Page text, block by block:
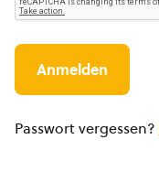
Passwort vergessen?